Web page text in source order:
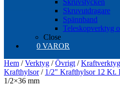
Skruvstycken
Skruvutdragare
Spännband
Teleskopverktyg
Close
0 VAROR
Hem /Verktyg /Övrigt /Kraftverktyg
Krafthylsor/ 1/2" Krafthylsor 12 Kt.
1/2×36 mm